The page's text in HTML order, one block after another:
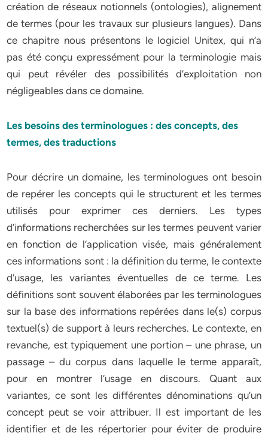
création de réseaux notionnels (ontologies), alignement
de termes (pour les travaux sur plusieurs langues). Dans
ce chapitre nous présentons le logiciel Unitex, qui n’a
pas été conçu expressément pour la terminologie mais
qui peut révéler des possibilités d’exploitation non
négligeables dans ce domaine.
Les besoins des terminologues : des concepts, des
termes, des traductions
Pour décrire un domaine, les terminologues ont besoin
de repérer les concepts qui le structurent et les termes
utilisés pour exprimer ces derniers. Les types
d’informations recherchées sur les termes peuvent varier
en fonction de l’application visée, mais généralement
ces informations sont : la définition du terme, le contexte
d’usage, les variantes éventuelles de ce terme. Les
définitions sont souvent élaborées par les terminologues
sur la base des informations repérées dans le(s) corpus
textuel(s) de support à leurs recherches. Le contexte, en
revanche, est typiquement une portion – une phrase, un
passage – du corpus dans laquelle le terme apparaît,
pour en montrer l’usage en discours. Quant aux
variantes, ce sont les différentes dénominations qu’un
concept peut se voir attribuer. Il est important de les
identifier et de les répertorier pour éviter de produire